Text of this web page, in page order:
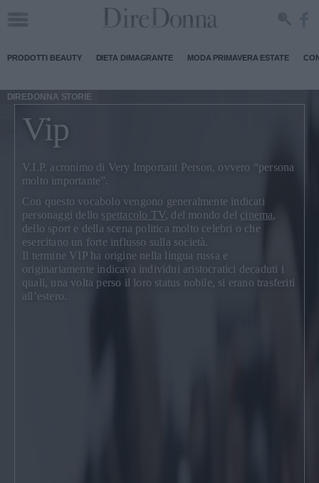
PRODOTTI BEAUTY DIETA DIMAGRANTE MODA PRIMAVERA ESTATE
DIREDONNA STORIE
Vip
V.I.P. acronimo di Very Important Person, ovvero “persona
molto importante”.
Con questo vocabolo vengono generalmente indicati
personaggi dello spettacolo TV, del mondo del cinema,
dello sport e della scena politica molto celebri o che
esercitano un forte influsso sulla società.
Il termine VIP ha origine nella lingua russa e
originariamente indicava individui aristocratici decaduti i
quali, una volta perso il loro status nobile, si erano trasferiti
all’estero.